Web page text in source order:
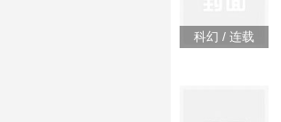
科幻 / 连载